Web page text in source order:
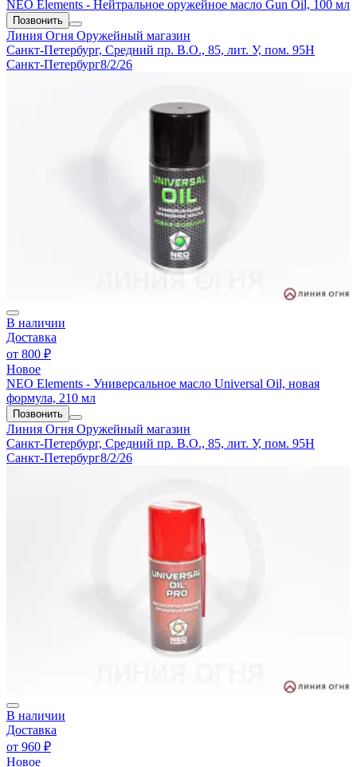
NEO Elements - Нейтральное оружейное масло Gun Oil, 100 мл
Позвонить
Линия Огня Оружейный магазин
Санкт-Петербург, Средний пр. В.О., 85, лит. У, пом. 95Н
Санкт-Петербург8/2/26
В наличии
Доставка
от 800 ₽
Новое
NEO Elements - Универсальное масло Universal Oil, новая
формула, 210 мл
Позвонить
Линия Огня Оружейный магазин
Санкт-Петербург, Средний пр. В.О., 85, лит. У, пом. 95Н
Санкт-Петербург8/2/26
В наличии
Доставка
от 960 ₽
Новое